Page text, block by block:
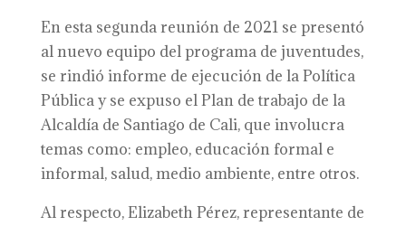
En esta segunda reunión de 2021 se presentó
al nuevo equipo del programa de juventudes,
se rindió informe de ejecución de la Política
Pública y se expuso el Plan de trabajo de la
Alcaldía de Santiago de Cali, que involucra
temas como: empleo, educación formal e
informal, salud, medio ambiente, entre otros.
Al respecto, Elizabeth Pérez, representante de